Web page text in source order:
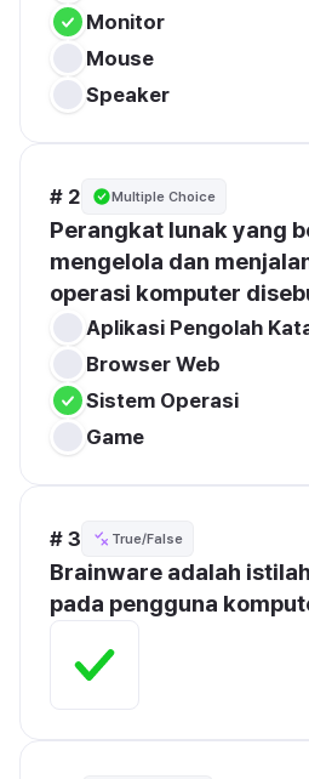
Monitor
Mouse
Speaker
# 2 Multiple Choice
Perangkat lunak yang
mengelola dan
operasi komputer
Aplikasi Pengolah
Browser Web
Sistem Operasi
Game
# 3 True/False
Brainware adalah
pada pengguna